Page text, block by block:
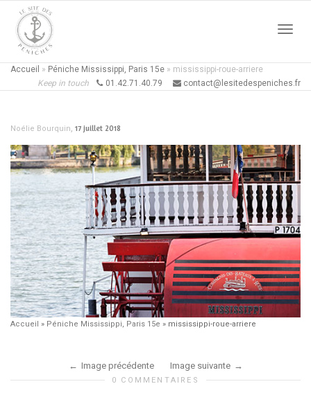
Accueil » Péniche Mississippi, Paris 15e » mississippi-roue-arriere
Keep in touch
01.42.71.40.79 contact@lesitedespeniches.fr
Noélie Bourquin, 17 juillet 2018
Accueil » Péniche Mississippi, Paris 15e » mississippi-roue-arriere
Image précédente Image suivante
0 COMMENTAIRES